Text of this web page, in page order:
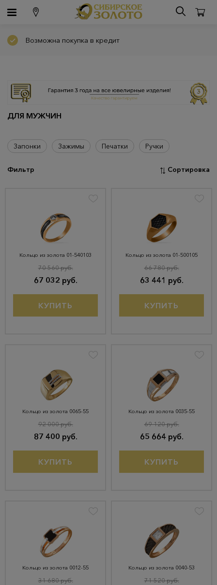
Возможна покупка в кредит
ДЛЯ МУЖЧИН
Запонки Зажимы Печатки Ручки
Фильтр Сортировка
Кольцо из золота 01-540103
67 032 руб.
70 560 руб.
КУПИТЬ
Кольцо из золота 01-500105
63 441 руб.
66 780 руб.
КУПИТЬ
Кольцо из золота 0065-55
87 400 руб.
92 000 руб.
КУПИТЬ
Кольцо из золота 0035-55
65 664 руб.
69 120 руб.
КУПИТЬ
Кольцо из золота 0012-55
31 680 руб.
Кольцо из золота 0040-53
71 520 руб.